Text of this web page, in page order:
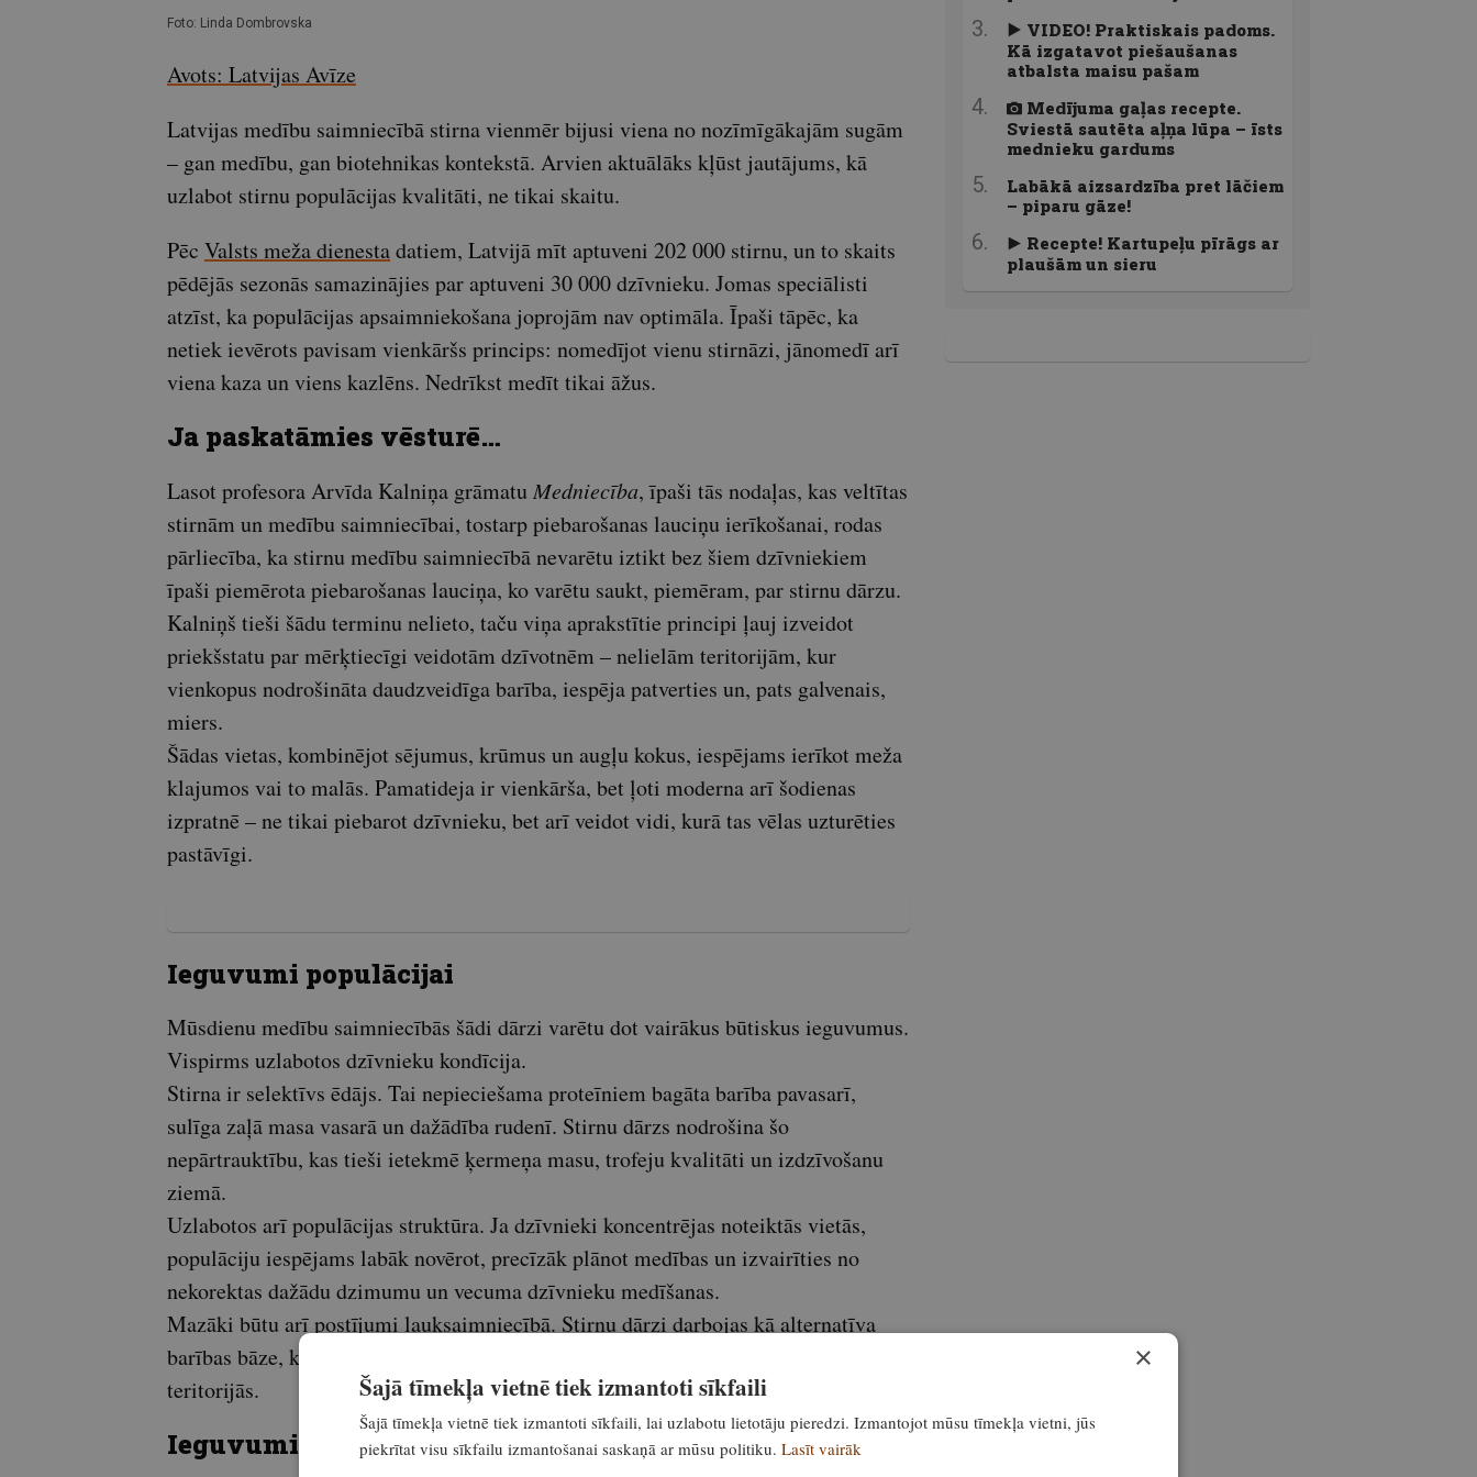
Foto: Linda Dombrovska
Avots: Latvijas Avīze
Latvijas medību saimniecībā stirna vienmēr bijusi viena no nozīmīgākajām sugām
– gan medību, gan biotehnikas kontekstā. Arvien aktuālāks kļūst jautājums, kā
uzlabot stirnu populācijas kvalitāti, ne tikai skaitu.
Pēc Valsts meža dienestadatiem, Latvijā mīt aptuveni 202 000 stirnu, un to skaits
pēdējās sezonās samazinājies par aptuveni 30 000 dzīvnieku. Jomas speciālisti
atzīst, ka populācijas apsaimniekošana joprojām nav optimāla. Īpaši tāpēc, ka
netiek ievērots pavisam vienkāršs princips: nomedījot vienu stirnāzi, jānomedī arī
viena kaza un viens kazlēns. Nedrīkst medīt tikai āžus.
Ja paskatāmies vēsturē…
Lasot profesora Arvīda Kalniņa grāmatu Medniecība, īpaši tās nodaļas, kas veltītas
stirnām un medību saimniecībai, tostarp piebarošanas lauciņu ierīkošanai, rodas
pārliecība, ka stirnu medību saimniecībā nevarētu iztikt bez šiem dzīvniekiem
īpaši piemērota piebarošanas lauciņa, ko varētu saukt, piemēram, par stirnu dārzu.
Kalniņš tieši šādu terminu nelieto, taču viņa aprakstītie principi ļauj izveidot
priekšstatu par mērķtiecīgi veidotām dzīvotnēm – nelielām teritorijām, kur
vienkopus nodrošināta daudzveidīga barība, iespēja patverties un, pats galvenais,
miers.
Šādas vietas, kombinējot sējumus, krūmus un augļu kokus, iespējams ierīkot meža
klajumos vai to malās. Pamatideja ir vienkārša, bet ļoti moderna arī šodienas
izpratnē – ne tikai piebarot dzīvnieku, bet arī veidot vidi, kurā tas vēlas uzturēties
pastāvīgi.
Ieguvumi populācijai
Mūsdienu medību saimniecībās šādi dārzi varētu dot vairākus būtiskus ieguvumus.
Vispirms uzlabotos dzīvnieku kondīcija.
Stirna ir selektīvs ēdājs. Tai nepieciešama proteīniem bagāta barība pavasarī,
sulīga zaļā masa vasarā un dažādība rudenī. Stirnu dārzs nodrošina šo
nepārtrauktību, kas tieši ietekmē ķermeņa masu, trofeju kvalitāti un izdzīvošanu
ziemā.
Uzlabotos arī populācijas struktūra. Ja dzīvnieki koncentrējas noteiktās vietās,
populāciju iespējams labāk novērot, precīzāk plānot medības un izvairīties no
nekorektas dažādu dzimumu un vecuma dzīvnieku medīšanas.
Mazāki būtu arī postījumi lauksaimniecībā. Stirnu dārzi darbojas kā alternatīva
barības bāze, kas samazina spiedienu uz kultūraugiem un notur dzīvniekus meža
teritorijās.
Ieguvumi medību saimniecībai
VIDEO! Praktiskais padoms.
Kā izgatavot piešaušanas
atbalsta maisu pašam
Medījuma gaļas recepte.
Sviestā sautēta aļņa lūpa – īsts
mednieku gardums
Labākā aizsardzība pret lāčiem
– piparu gāze!
Recepte! Kartupeļu pīrāgs ar
plaušām un sieru
×
Šajā tīmekļa vietnē tiek izmantoti sīkfaili
Šajā tīmekļa vietnē tiek izmantoti sīkfaili, lai uzlabotu lietotāju pieredzi. Izmantojot mūsu tīmekļa vietni, jūs
piekrītat visu sīkfailu izmantošanai saskaņā ar mūsu politiku. Lasīt vairāk